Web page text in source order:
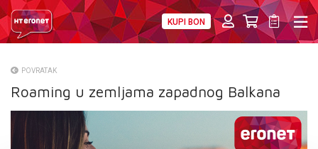
KUPI BON
O NAMA
PRESS
POVRATAK
Roaming u zemljama zapadnog Balkana